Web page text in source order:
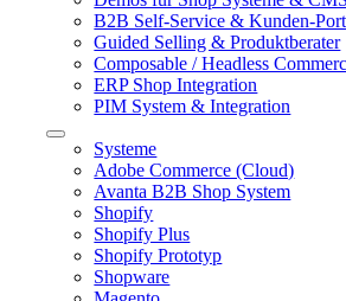
B2B Self-Service & Kunden-
Guided Selling & Produktberater
Composable / Headless
ERP Shop Integration
PIM System & Integration
Toggle
Navigation
Systeme
Adobe Commerce (Cloud)
Avanta B2B Shop System
Shopify
Shopify Plus
Shopify Prototyp
Shopware